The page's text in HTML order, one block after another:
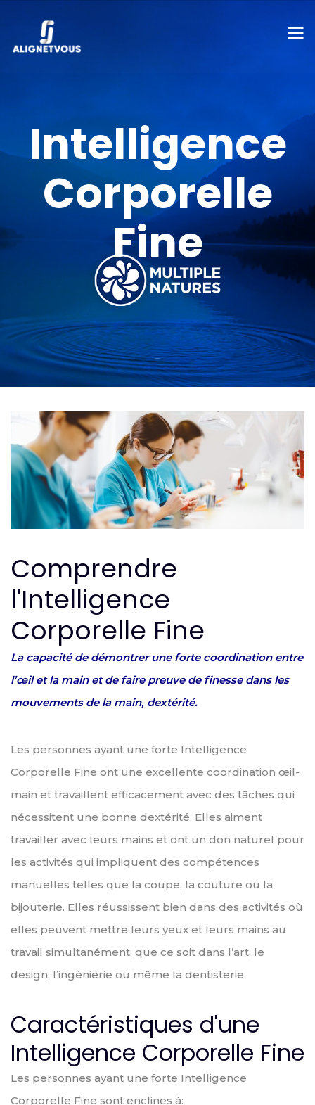
Intelligence
Corporelle
Fine
Comprendre
l'Intelligence
Corporelle Fine
La capacité de démontrer une forte coordination entre
l’œil et la main et de faire preuve de finesse dans les
mouvements de la main, dextérité.
Les personnes ayant une forte Intelligence
Corporelle Fine ont une excellente coordination œil-
main et travaillent efficacement avec des tâches qui
nécessitent une bonne dextérité. Elles aiment
travailler avec leurs mains et ont un don naturel pour
les activités qui impliquent des compétences
manuelles telles que la coupe, la couture ou la
bijouterie. Elles réussissent bien dans des activités où
elles peuvent mettre leurs yeux et leurs mains au
travail simultanément, que ce soit dans l’art, le
design, l’ingénierie ou même la dentisterie.
Caractéristiques d'une
Intelligence Corporelle Fine
Les personnes ayant une forte Intelligence
Corporelle Fine sont enclines à: